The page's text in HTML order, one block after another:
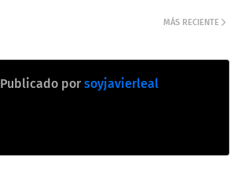
MÁS RECIENTE
Publicado por soyjavierleal